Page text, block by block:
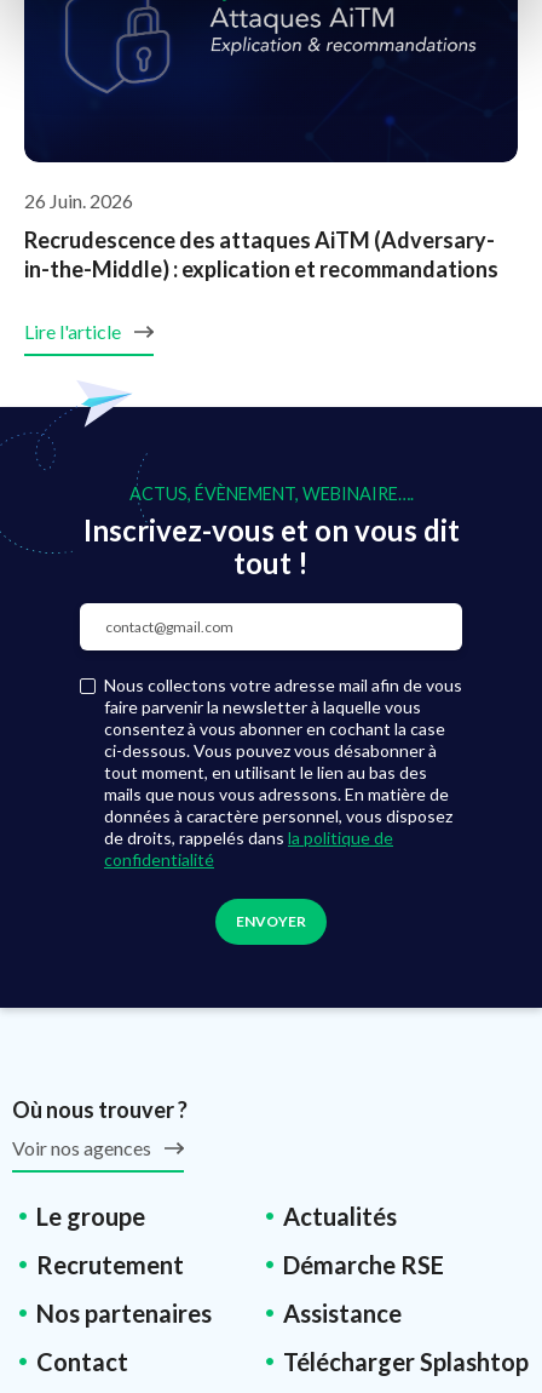
26 Juin. 2026
Recrudescence des attaques AiTM (Adversary-
in-the-Middle) : explication et recommandations
Lire l'article
ACTUS, ÉVÈNEMENT, WEBINAIRE….
Inscrivez-vous et on vous dit
tout !
Nous collectons votre adresse mail afin de vous
faire parvenir la newsletter à laquelle vous
consentez à vous abonner en cochant la case
ci-dessous. Vous pouvez vous désabonner à
tout moment, en utilisant le lien au bas des
mails que nous vous adressons. En matière de
données à caractère personnel, vous disposez
de droits, rappelés dans la politique de
confidentialité
Où nous trouver ?
Voir nos agences
Le groupe
Actualités
Recrutement
Démarche RSE
Nos partenaires
Assistance
Contact
Télécharger Splashtop